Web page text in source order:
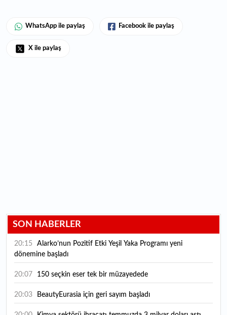
WhatsApp ile paylaş Facebook ile paylaş
X ile paylaş
SON HABERLER
20:15
dönemine başladı
20:07 150 seçkin eser tek bir müzayedede
20:03 BeautyEurasia için geri sayım başladı